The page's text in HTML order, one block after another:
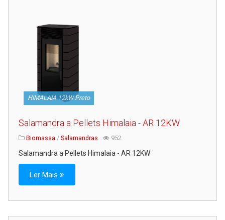
HIMALAIA 12kW Preto
Salamandra a Pellets Himalaia - AR 12KW
Biomassa / Salamandras 952
Salamandra a Pellets Himalaia - AR 12KW
Ler Mais